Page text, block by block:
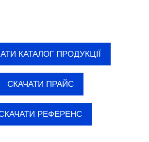
КАТАЛОГ ПРОДУКЦІЇ
СКАЧАТИ ПРАЙС
РЕФЕРЕНС